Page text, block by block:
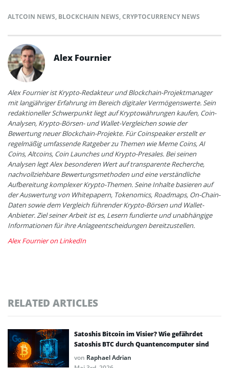
ALTCOIN NEWS, BLOCKCHAIN NEWS,CRYPTOCURRENCY NEWS
Alex Fournier
Alex Fournier ist Krypto-Redakteur und Blockchain-Projektmanager
mit langjähriger Erfahrung im Bereich digitaler Vermögenswerte. Sein
redaktioneller Schwerpunkt liegt auf Kryptowährungen kaufen, Coin-
Analysen, Krypto-Börsen- und Wallet-Vergleichen sowie der
Bewertung neuer Blockchain-Projekte. Für Coinspeaker erstellt er
regelmäßig umfassende Ratgeber zu Themen wie Meme Coins, AI
Coins, Altcoins, Coin Launches und Krypto-Presales. Bei seinen
Analysen legt Alex besonderen Wert auf transparente Recherche,
nachvollziehbare Bewertungsmethoden und eine verständliche
Aufbereitung komplexer Krypto-Themen. Seine Inhalte basieren auf
der Auswertung von Whitepapern, Tokenomics, Roadmaps, On-Chain-
Daten sowie dem Vergleich führender Krypto-Börsen und Wallet-
Anbieter. Ziel seiner Arbeit ist es, Lesern fundierte und unabhängige
Informationen für ihre Anlageentscheidungen bereitzustellen.
Alex Fournier on LinkedIn
RELATED ARTICLES
Satoshis Bitcoin im Visier? Wie gefährdet
Satoshis BTC durch Quantencomputer sind
von Raphael Adrian